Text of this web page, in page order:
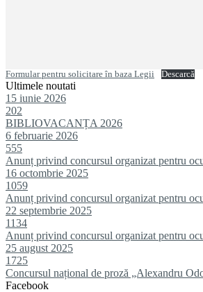
Formular pentru solicitare în baza Legii Descarcă
Ultimele noutati
15 iunie 2026
202
BIBLIOVACANȚA 2026
6 februarie 2026
555
Anunț privind concursul organizat pentru
16 octombrie 2025
1059
Anunț privind concursul organizat pentru
22 septembrie 2025
1134
Anunț privind concursul organizat pentru
25 august 2025
1725
Concursul național de proză „Alexandru
Facebook